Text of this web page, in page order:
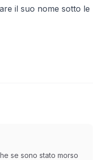
il suo nome sotto le
se sono stato morso